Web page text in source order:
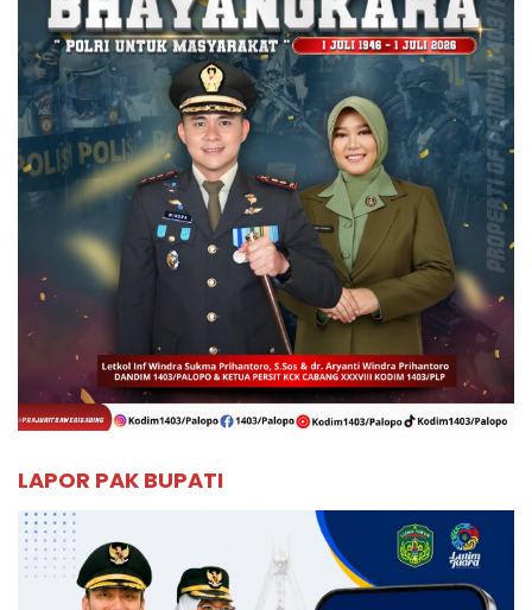
LAPOR PAK BUPATI